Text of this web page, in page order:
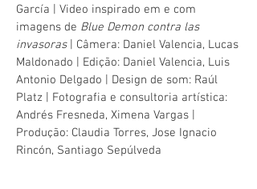
García | Video inspirado em e com
imagens de Blue Demon contra las
invasoras
| Câmera: Daniel Valencia, Lucas
Maldonado | Edição: Daniel Valencia, Luis
Antonio Delgado | Design de som: Raúl
Platz | Fotografia e consultoria artística:
Andrés Fresneda, Ximena Vargas |
Produção: Claudia Torres, Jose Ignacio
Rincón, Santiago Sepúlveda